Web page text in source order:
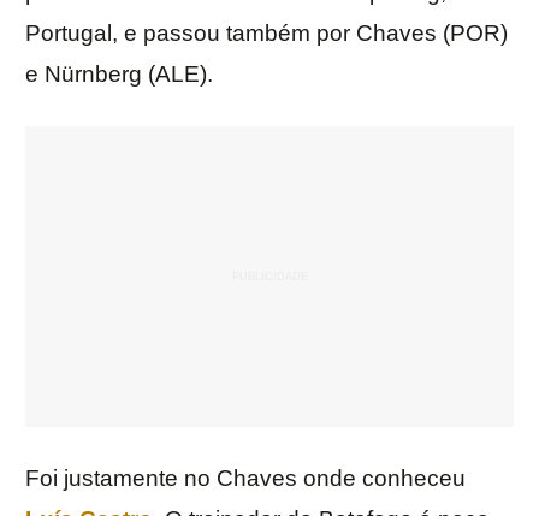
Portugal, e passou também por Chaves (POR)
e Nürnberg (ALE).
Foi justamente no Chaves onde conheceu